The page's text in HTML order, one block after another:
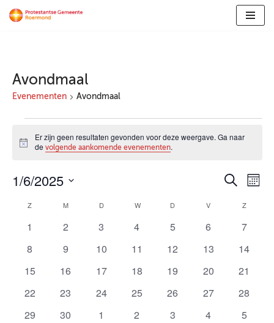
inhoud
Avondmaal
Evenementen Avondmaal
Bericht
Er zijn geen resultaten gevonden voor deze weergave. Ga naar
devolgende aankomende evenementen.
Zoeken
1/6/2025
datum.
Kalender
van
Evenementen
Z M D W D V Z
0
1
0
2
0
3
0
4
0
5
0
6
0
7
0
8
0
9
0
10
0
11
0
12
0
13
0
14
0
15
0
16
0
17
0
18
0
19
0
20
0
21
0
22
0
23
0
24
0
25
0
26
0
27
0
28
0
29
0
30
0
1
0
2
0
3
0
4
0
5